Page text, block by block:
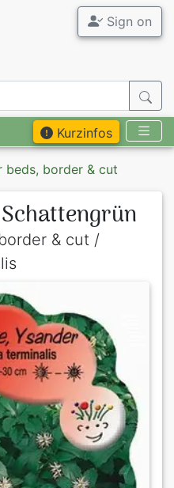
Sign on
Kurzinfos
beds, border & cut
& cut /